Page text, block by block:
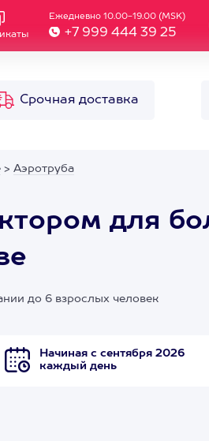
Ежедневно 10.00-19.00 (MSK)
+7 999 444 39 25
Срочная доставка
> Аэротруба
для
до 6 взрослых человек
Начиная с сентября 2026
каждый день